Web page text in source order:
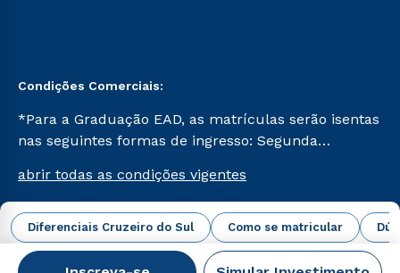
Diferenciais Cruzeiro do Sul Como se matricular
Condições Comerciais:
*Para a Graduação EAD, as matrículas serão isentas
nas seguintes formas de ingresso: Segunda
Já para as demais, a taxa de matrícula será de R$
49. *Para a Pós-graduação EAD, as ofertas
mencionadas são referentes aos cursos: Ensino
Religioso, Geografia para a Docência e Metodologia
do Ensino de História: Questões Atuais.
abrir todas as condições vigentes
Campus Virtual Cruzeiro do Sul Educacional © 2026 -
Todos os direitos reservados.